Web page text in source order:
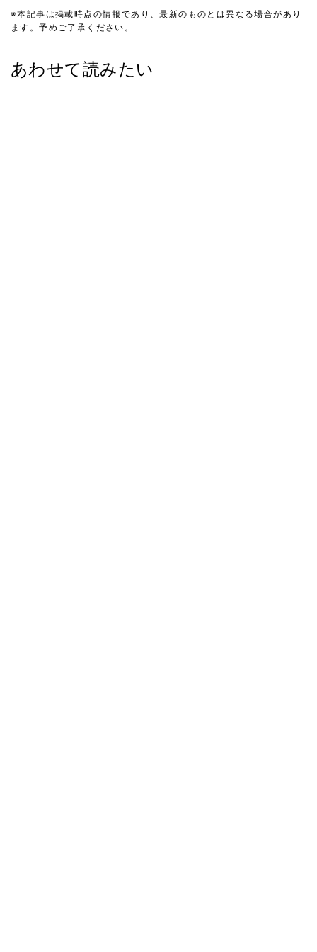
※本記事は掲載時点の情報であり、最新のものとは異なる場合があり
ます。予めご了承ください。
あわせて読みたい